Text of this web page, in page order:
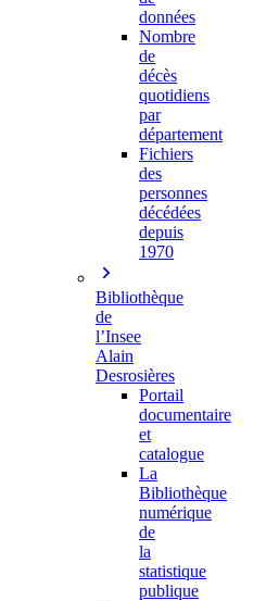
données
Nombre
de
décès
quotidiens
par
département
Fichiers
des
personnes
décédées
depuis
1970
Bibliothèque
de
l’Insee
Alain
Desrosières
Portail
documentaire
et
catalogue
La
Bibliothèque
numérique
de
la
statistique
publique